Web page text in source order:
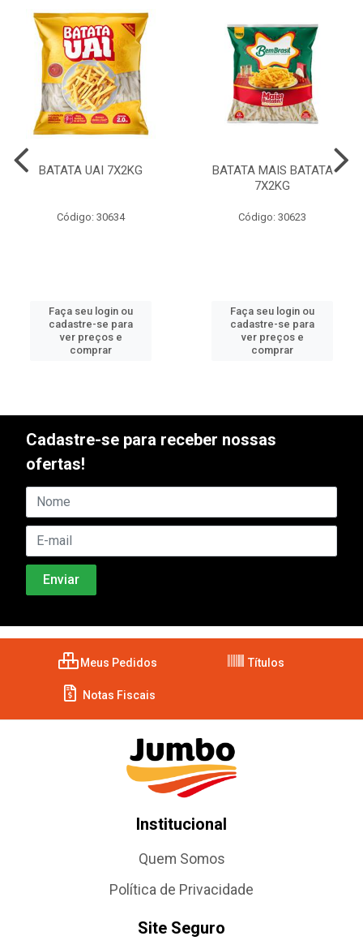
BATATA UAI 7X2KG
Código: 30634
Faça seu login ou
cadastre-se para
ver preços e
comprar
BATATA MAIS BATATA
7X2KG
Código: 30623
Faça seu login ou
cadastre-se para
ver preços e
comprar
Cadastre-se para receber nossas
ofertas!
Meus Pedidos Títulos
Notas Fiscais
Institucional
Quem Somos
Política de Privacidade
Site Seguro